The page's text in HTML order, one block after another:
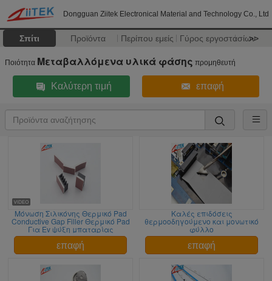
Dongguan Ziitek Electronical Material and Technology Co., Ltd
Σπίτι Προϊόντα Περίπου εμείς Γύρος εργοστασίων
>>
Ποιότητα Μεταβαλλόμενα υλικά φάσης προμηθευτή
Καλύτερη τιμή επαφή
Μόνωση Σιλικόνης Θερμικό Pad
Conductive Gap Filler Θερμικό Pad
Για Ev ψύξη μπαταρίας
επαφή
Καλές επιδόσεις
θερμοοδηγούμενο και μονωτικό
φύλλο
επαφή